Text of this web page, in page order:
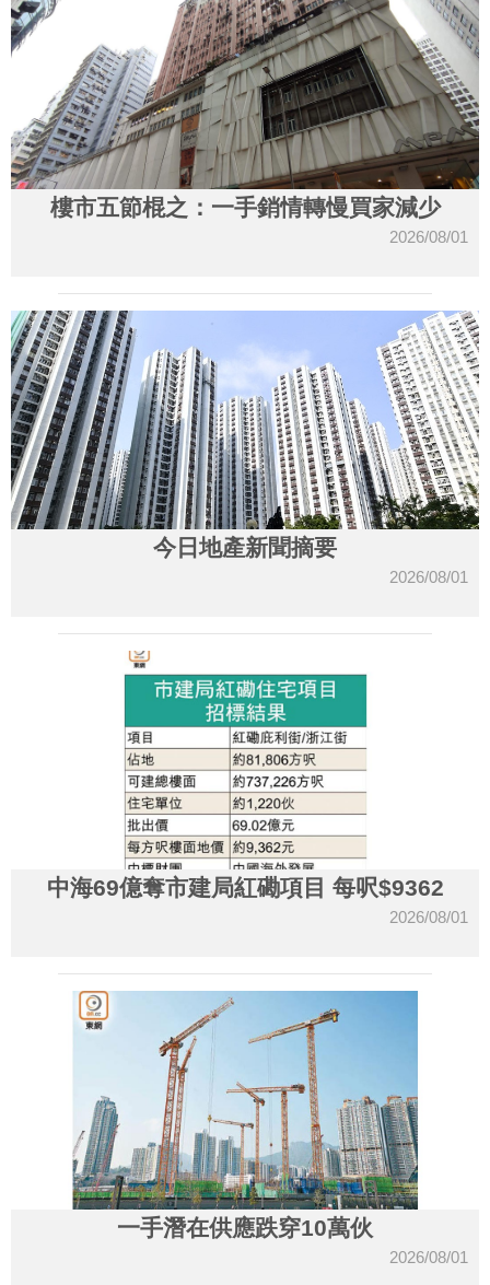
樓市五節棍之：一手銷情轉慢買家減少
2026/08/01
今日地產新聞摘要
2026/08/01
中海69億奪市建局紅磡項目 每呎$9362
2026/08/01
一手潛在供應跌穿10萬伙
2026/08/01